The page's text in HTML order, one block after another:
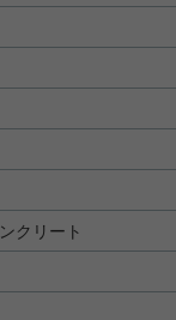
クリート